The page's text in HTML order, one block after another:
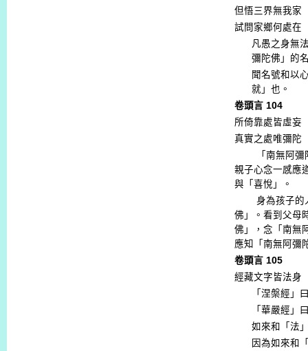
但悟三界無我家
試問家鄉何處在
凡愚之身無
彌陀佛」的
聞名號和以
就」也。
卷頭言 104
所倚靠處皆虛妄
真實之處唯彌陀
「南無阿
親子心念一感應
與「喜悅」。
身為孩子的
佛」。看到父母
佛」，念「南無
應知「南無阿彌
卷頭言 105
經藏文字皆法身
「涅槃經」
「華嚴經」
如來和「法
因為如來和